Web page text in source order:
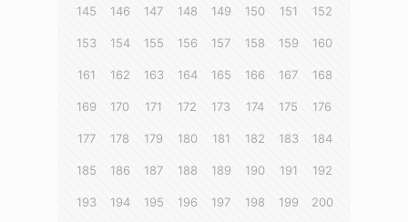
145 146 147 148 149 150 151 152
153 154 155 156 157 158 159 160
161 162 163 164 165 166 167 168
169 170 171 172 173 174 175 176
177 178 179 180 181 182 183 184
185 186 187 188 189 190 191 192
193 194 195 196 197 198 199 200